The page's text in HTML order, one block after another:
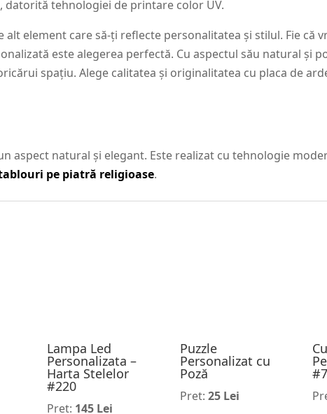
tehnologiei de printare color UV.
alt element care să-ți reflecte personalitatea și stilul. Fie că
este alegerea perfectă. Cu aspectul său natural și
spațiu. Alege calitatea și originalitatea cu placa de
aspect natural și elegant. Este realizat cu tehnologie
pe piatră religioase.
Lampa Led
Personalizata –
Harta Stelelor
#220
Pret: 145 Lei
Puzzle
Personalizat cu
Poză
Pret: 25 Lei
#7